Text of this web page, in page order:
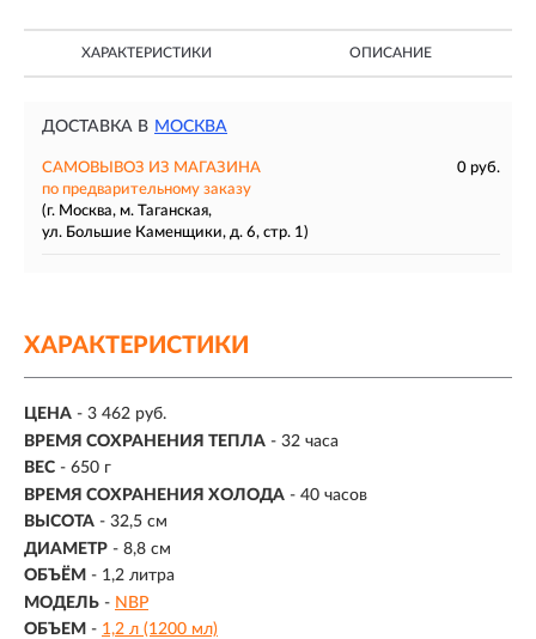
ХАРАКТЕРИСТИКИ ОПИСАНИЕ
ДОСТАВКА В МОСКВА
САМОВЫВОЗ ИЗ МАГАЗИНА
0 руб.
по предварительному заказу
(г. Москва, м. Таганская,
ул. Большие Каменщики, д. 6, стр. 1)
ХАРАКТЕРИСТИКИ
ЦЕНА - 3 462 руб.
ВРЕМЯ СОХРАНЕНИЯ ТЕПЛА - 32 часа
ВЕС - 650 г
ВРЕМЯ СОХРАНЕНИЯ ХОЛОДА - 40 часов
ВЫСОТА - 32,5 см
ДИАМЕТР - 8,8 см
ОБЪЁМ - 1,2 литра
МОДЕЛЬ - NBP
ОБЪЕМ - 1,2 л (1200 мл)